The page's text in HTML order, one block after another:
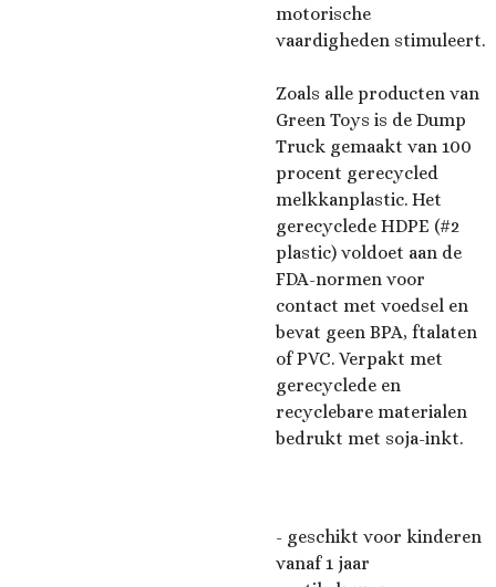
motorische
vaardigheden stimuleert.
Zoals alle producten van
Green Toys is de Dump
Truck gemaakt van 100
procent gerecycled
melkkanplastic. Het
gerecyclede HDPE (#2
plastic) voldoet aan de
FDA-normen voor
contact met voedsel en
bevat geen BPA, ftalaten
of PVC. Verpakt met
gerecyclede en
recyclebare materialen
bedrukt met soja-inkt.
- geschikt voor kinderen
vanaf 1 jaar